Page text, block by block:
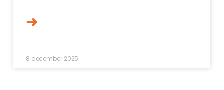
➜
8 december 2025